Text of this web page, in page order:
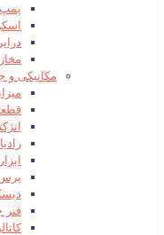
پمپ باد
درایر
مکانیکی و
فنر